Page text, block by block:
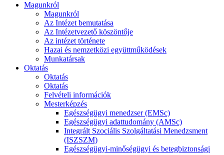
Magunkról
Magunkról
Az Intézet bemutatása
Az Intézetvezető köszöntője
Az intézet története
Hazai és nemzetközi együttműködések
Munkatársak
Oktatás
Oktatás
Oktatás
Felvételi információk
Mesterképzés
Egészségügyi menedzser (EMSc)
Egészségügyi adattudomány (AMSc)
Integrált Szociális Szolgáltatási Menedzsment
(ISZSZM)
Egészségügyi-minőségügyi és betegbiztonsági